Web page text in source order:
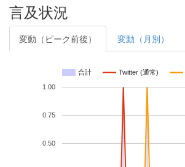
言及状況
変動（ピーク前後） 変動（月別）
合計 Twitter (通常)
0.50
0.75
1.00